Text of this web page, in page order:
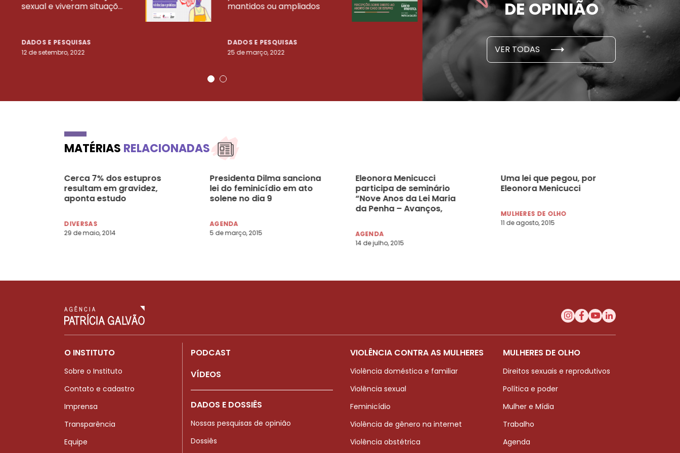
DE OPINIÃO
VER TODAS
sexual e viveram situaçõ...
DADOS E PESQUISAS
12 de setembro, 2022
mantidos ou ampliados
DADOS E PESQUISAS
25 de março, 2022
uma em cada 6 já sofreu
tenta...
DADOS E PESQUISAS
23 de novembro, 2021
cidade
MATÉRIAS RELACIONADAS
Cerca 7% dos estupros
resultam em gravidez,
aponta estudo
DIVERSAS
29 de maio, 2014
Presidenta Dilma sanciona
lei do feminicídio em ato
solene no dia 9
AGENDA
5 de março, 2015
Eleonora Menicucci
participa de seminário
“Nove Anos da Lei Maria
da Penha – Avanços,
Paulo/SP, 17 e 18/08/2015
AGENDA
14 de julho, 2015
Uma lei que pegou, por
Eleonora Menicucci
MULHERES DE OLHO
11 de agosto, 2015
O INSTITUTO
Sobre o Instituto
Contato e cadastro
Imprensa
Transparência
Equipe
PODCAST
VÍDEOS
DADOS E DOSSIÊS
Nossas pesquisas de opinião
Dossiês
VIOLÊNCIA CONTRA AS MULHERES
Violência doméstica e familiar
Violência sexual
Feminicídio
Violência de gênero na internet
Violência obstétrica
MULHERES DE OLHO
Direitos sexuais e reprodutivos
Política e poder
Mulher e Mídia
Trabalho
Agenda